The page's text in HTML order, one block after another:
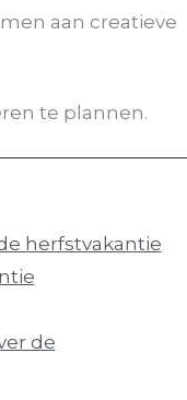
aan creatieve
te plannen.
herfstvakantie
de